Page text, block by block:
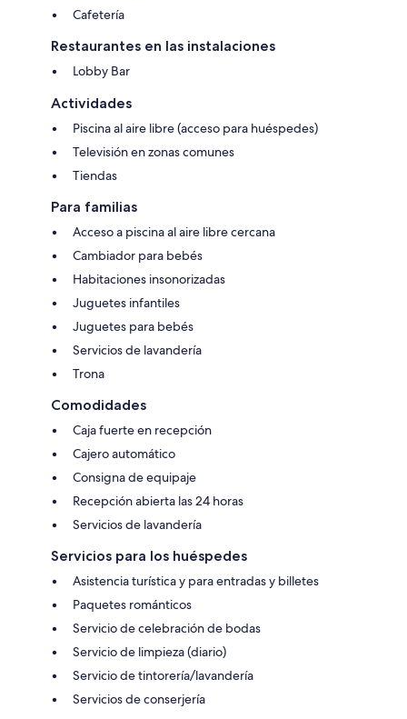
Cafetería
Restaurantes en las instalaciones
Lobby Bar
Actividades
Piscina al aire libre (acceso para huéspedes)
Televisión en zonas comunes
Tiendas
Para familias
Acceso a piscina al aire libre cercana
Cambiador para bebés
Habitaciones insonorizadas
Juguetes infantiles
Juguetes para bebés
Servicios de lavandería
Trona
Comodidades
Caja fuerte en recepción
Cajero automático
Consigna de equipaje
Recepción abierta las 24 horas
Servicios de lavandería
Servicios para los huéspedes
Asistencia turística y para entradas y billetes
Paquetes románticos
Servicio de celebración de bodas
Servicio de limpieza (diario)
Servicio de tintorería/lavandería
Servicios de conserjería